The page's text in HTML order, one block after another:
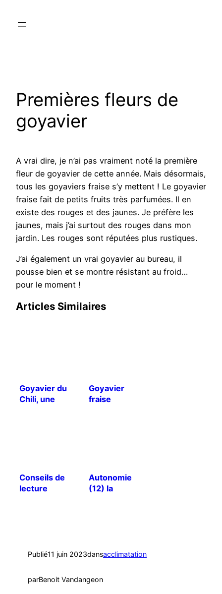
Premières fleurs de
goyavier
A vrai dire, je n’ai pas vraiment noté la première
fleur de goyavier de cette année. Mais désormais,
tous les goyaviers fraise s’y mettent ! Le goyavier
fraise fait de petits fruits très parfumées. Il en
existe des rouges et des jaunes. Je préfère les
jaunes, mais j’ai surtout des rouges dans mon
jardin. Les rouges sont réputées plus rustiques.
J’ai également un vrai goyavier au bureau, il
pousse bien et se montre résistant au froid…
pour le moment !
Articles Similaires
Goyavier du
Chili, une
Goyavier
fraise
Conseils de
lecture
Autonomie
(12) la
Publié11 juin 2023dansacclimatation
parBenoit Vandangeon